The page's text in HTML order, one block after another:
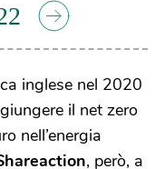
inglese nel 2020
il net zero
nell’energia
, però, a